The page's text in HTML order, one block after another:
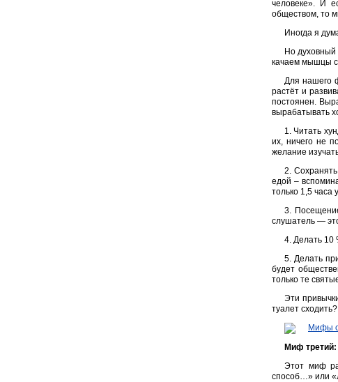
человеке». И
обществом, то
Иногда я
Но
качаем мышцы
Для нашего
растёт и
постоянен.
вырабатывать
1. Читать
их, ничего не
желание
2.
едой –
только 1,5 часа
3.
слушатель —
4. Делать 10
5. Делать
будет
только те
Эти
туалет
Миф третий:
Этот миф
способ…» или